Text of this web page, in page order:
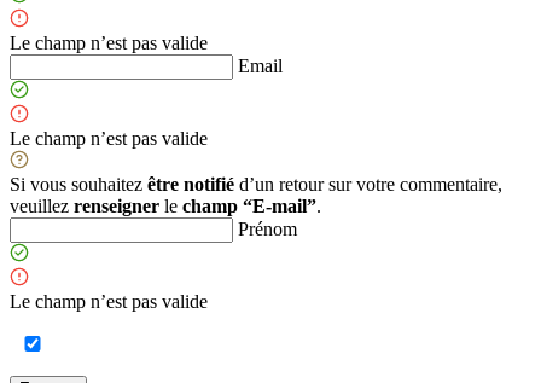
Le champ n’est pas valide
Email
Le champ n’est pas valide
Si vous souhaitez être notifié d’un retour sur votre commentaire,
veuillez renseigner le champ “E-mail”.
Prénom
Le champ n’est pas valide